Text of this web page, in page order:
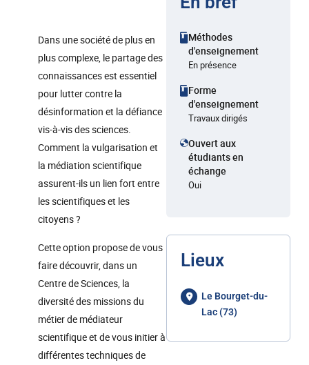
Dans une société de plus en
plus complexe, le partage des
connaissances est essentiel
pour lutter contre la
désinformation et la défiance
vis-à-vis des sciences.
Comment la vulgarisation et
la médiation scientifique
assurent-ils un lien fort entre
les scientifiques et les
citoyens ?
Cette option propose de vous
faire découvrir, dans un
Centre de Sciences, la
diversité des missions du
métier de médiateur
scientifique et de vous initier à
différentes techniques de
Méthodes
d'enseignement
En présence
Forme
d'enseignement
Travaux dirigés
Ouvert aux
étudiants en
échange
Oui
Lieux
Le Bourget-du-
Lac (73)